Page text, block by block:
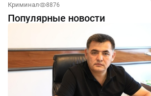
Криминал 8876
Популярные новости